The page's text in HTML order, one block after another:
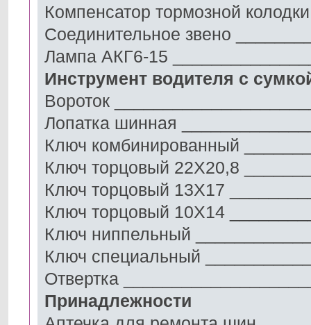
Компенсатор тормозной
Соединительное звено
Лампа АКГ6-15
Инструмент водителя с
Вороток
Лопатка шинная
Ключ комбинированный
Ключ торцовый 22X20,8
Ключ торцовый 13X17
Ключ торцовый 10X14
Ключ ниппельный
Ключ специальный
Отвертка
Принадлежности